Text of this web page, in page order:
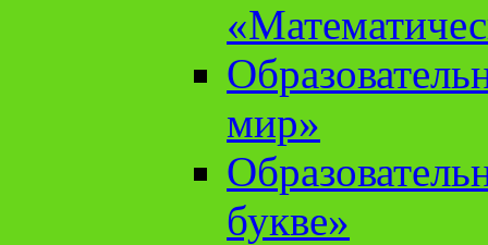
мир»
букве»